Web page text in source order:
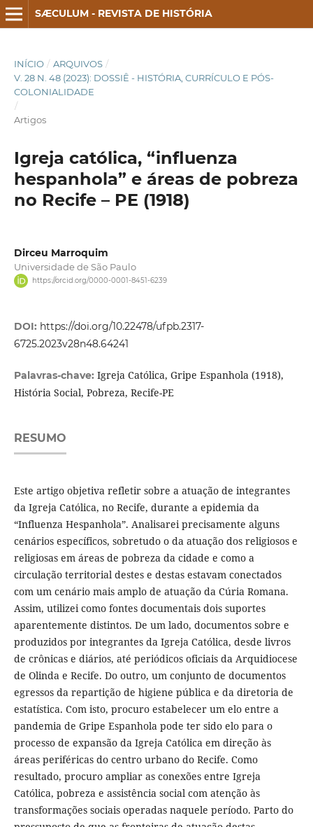
SÆCULUM - REVISTA DE HISTÓRIA
INÍCIO / ARQUIVOS /
V. 28 N. 48 (2023): DOSSIÊ - HISTÓRIA, CURRÍCULO E PÓS-
COLONIALIDADE
/
Artigos
Igreja católica, “influenza
hespanhola” e áreas de pobreza
no Recife – PE (1918)
Dirceu Marroquim
Universidade de São Paulo
https://orcid.org/0000-0001-8451-6239
DOI: https://doi.org/10.22478/ufpb.2317-
6725.2023v28n48.64241
Palavras-chave: Igreja Católica, Gripe Espanhola (1918),
História Social, Pobreza, Recife-PE
RESUMO
Este artigo objetiva refletir sobre a atuação de integrantes
da Igreja Católica, no Recife, durante a epidemia da
“Influenza Hespanhola”. Analisarei precisamente alguns
cenários específicos, sobretudo o da atuação dos religiosos e
religiosas em áreas de pobreza da cidade e como a
circulação territorial destes e destas estavam conectados
com um cenário mais amplo de atuação da Cúria Romana.
Assim, utilizei como fontes documentais dois suportes
aparentemente distintos. De um lado, documentos sobre e
produzidos por integrantes da Igreja Católica, desde livros
de crônicas e diários, até periódicos oficiais da Arquidiocese
de Olinda e Recife. Do outro, um conjunto de documentos
egressos da repartição de higiene pública e da diretoria de
estatística. Com isto, procuro estabelecer um elo entre a
pandemia de Gripe Espanhola pode ter sido elo para o
processo de expansão da Igreja Católica em direção às
áreas periféricas do centro urbano do Recife. Como
resultado, procuro ampliar as conexões entre Igreja
Católica, pobreza e assistência social com atenção às
transformações sociais operadas naquele período. Parto do